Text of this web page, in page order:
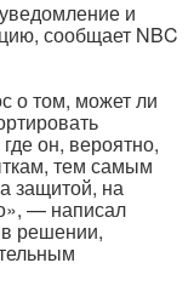
и
сообщает NBC
о том, может ли
он, вероятно,
тем самым
защитой, на
— написал
решении,